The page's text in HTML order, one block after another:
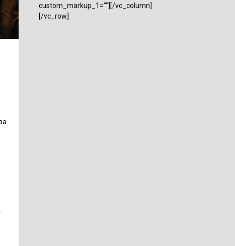
custom_markup_1=""][/vc_column]
[/vc_row]